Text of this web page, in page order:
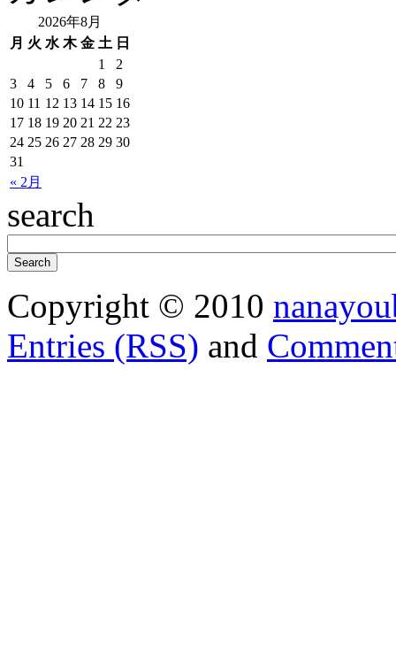
2026年8月
月 火 水 木 金 土 日
« 2月
1
2
3
4 5 6 7 8
9
10 11 12 13 14 15 16
17 18 19 20 21 22 23
24 25 26 27 28 29 30
31
search
Copyright © 2010
Entries (RSS) and